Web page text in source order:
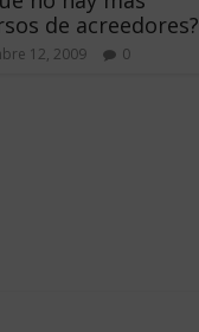
de acreedores?
12, 2009 0